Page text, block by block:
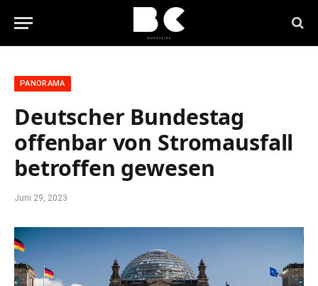
PANORAMA
Deutscher Bundestag
offenbar von Stromausfall
betroffen gewesen
Juni 29, 2023